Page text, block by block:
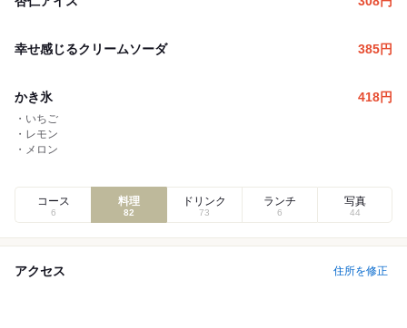
幸せ感じるクリームソーダ 385円
かき氷 418円
・いちご
・レモン
・メロン
コース
6
料理
82
ドリンク
73
ランチ
6
写真
44
アクセス 住所を修正